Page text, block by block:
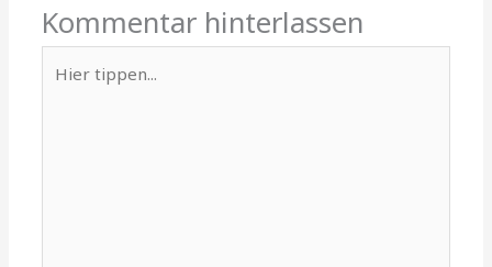
Kommentar hinterlassen
tippen...